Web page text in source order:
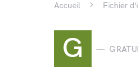
Accueil Fichier
G